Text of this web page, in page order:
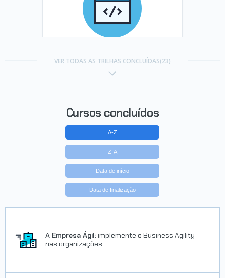
Trilha Vue.js
Concluído em 19/08/2019
VER CERTIFICADO
VER TODAS AS TRILHAS CONCLUÍDAS(23)
Cursos concluídos
A-Z
Z-A
Data de início
Data de finalização
A Empresa Ágil: implemente o Business Agility
nas organizações